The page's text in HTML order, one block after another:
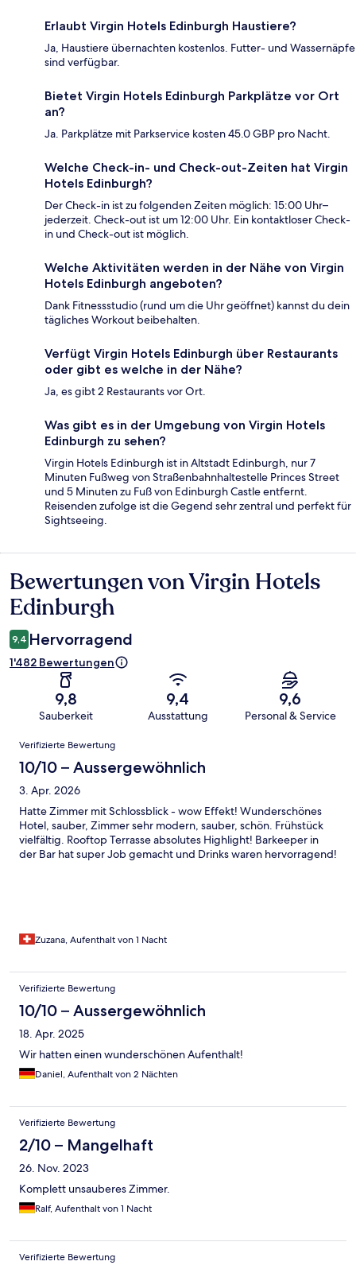
Erlaubt Virgin Hotels Edinburgh Haustiere?
Ja, Haustiere übernachten kostenlos. Futter- und Wassernäpfe
sind verfügbar.
Bietet Virgin Hotels Edinburgh Parkplätze vor Ort
an?
Ja. Parkplätze mit Parkservice kosten 45.0 GBP pro Nacht.
Welche Check-in- und Check-out-Zeiten hat Virgin
Hotels Edinburgh?
Der Check-in ist zu folgenden Zeiten möglich: 15:00 Uhr–
jederzeit. Check-out ist um 12:00 Uhr. Ein kontaktloser Check-
in und Check-out ist möglich.
Welche Aktivitäten werden in der Nähe von Virgin
Hotels Edinburgh angeboten?
Dank Fitnessstudio (rund um die Uhr geöffnet) kannst du dein
tägliches Workout beibehalten.
Verfügt Virgin Hotels Edinburgh über Restaurants
oder gibt es welche in der Nähe?
Ja, es gibt 2 Restaurants vor Ort.
Was gibt es in der Umgebung von Virgin Hotels
Edinburgh zu sehen?
Virgin Hotels Edinburgh ist in Altstadt Edinburgh, nur 7
Minuten Fußweg von Straßenbahnhaltestelle Princes Street
und 5 Minuten zu Fuß von Edinburgh Castle entfernt.
Reisenden zufolge ist die Gegend sehr zentral und perfekt für
Sightseeing.
Bewertungen
Bewertungen von Virgin Hotels
Edinburgh
9,4 Hervorragend
1'482 Bewertungen
9,8
Sauberkeit
9,4
Ausstattung
9,6
Personal & Service
Bewertungen
Verifizierte Bewertung
10/10 – Aussergewöhnlich
3. Apr. 2026
Hatte Zimmer mit Schlossblick - wow Effekt! Wunderschönes
Hotel, sauber, Zimmer sehr modern, sauber, schön. Frühstück
vielfältig. Rooftop Terrasse absolutes Highlight! Barkeeper in
der Bar hat super Job gemacht und Drinks waren hervorragend!
Zuzana, Aufenthalt von 1 Nacht
Verifizierte Bewertung
10/10 – Aussergewöhnlich
18. Apr. 2025
Wir hatten einen wunderschönen Aufenthalt!
Daniel, Aufenthalt von 2 Nächten
Verifizierte Bewertung
2/10 – Mangelhaft
26. Nov. 2023
Komplett unsauberes Zimmer.
Ralf, Aufenthalt von 1 Nacht
Verifizierte Bewertung